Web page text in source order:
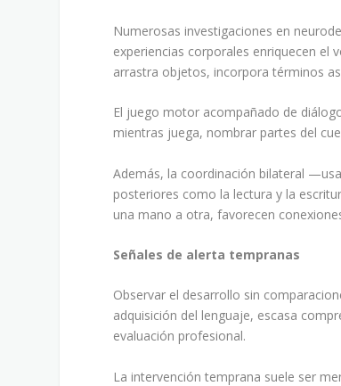
Numerosas investigaciones en
experiencias corporales enriquecen el
arrastra objetos, incorpora términos
El juego motor acompañado de
mientras juega, nombrar partes del
Además, la coordinación bilateral
posteriores como la lectura y la
una mano a otra, favorecen
Señales de alerta tempranas
Observar el desarrollo sin
adquisición del lenguaje, escasa
evaluación profesional.
La intervención temprana suele ser